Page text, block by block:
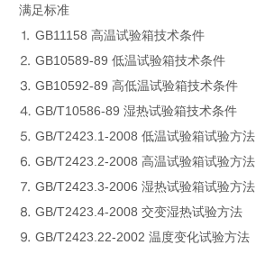
满足标准
⒈ GB11158 高温试验箱技术条件
⒉ GB10589-89 低温试验箱技术条件
⒊ GB10592-89 高低温试验箱技术条件
⒋ GB/T10586-89 湿热试验箱技术条件
⒌ GB/T2423.1-2008 低温试验箱试验方法
⒍ GB/T2423.2-2008 高温试验箱试验方法
⒎ GB/T2423.3-2006 湿热试验箱试验方法
⒏ GB/T2423.4-2008 交变湿热试验方法
⒐ GB/T2423.22-2002 温度变化试验方法